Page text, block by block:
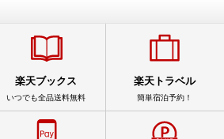
楽天ブックス
いつでも全品送料無料
楽天トラベル
簡単宿泊予約！